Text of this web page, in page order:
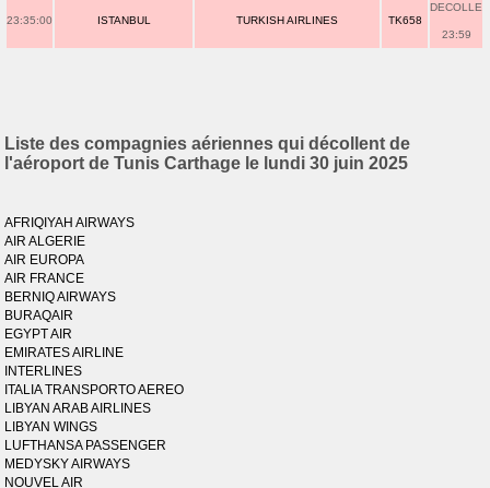
23:35:00 ISTANBUL TURKISH AIRLINES TK658
DECOLLE
23:59
Liste des compagnies aériennes qui décollent de
l'aéroport de Tunis Carthage le lundi 30 juin 2025
AFRIQIYAH AIRWAYS
AIR ALGERIE
AIR EUROPA
AIR FRANCE
BERNIQ AIRWAYS
BURAQAIR
EGYPT AIR
EMIRATES AIRLINE
INTERLINES
ITALIA TRANSPORTO AEREO
LIBYAN ARAB AIRLINES
LIBYAN WINGS
LUFTHANSA PASSENGER
MEDYSKY AIRWAYS
NOUVEL AIR